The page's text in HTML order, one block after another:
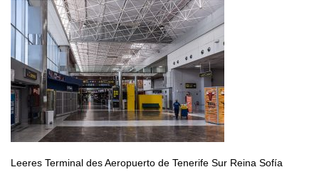
Leeres Terminal des Aeropuerto de Tenerife Sur Reina Sofía